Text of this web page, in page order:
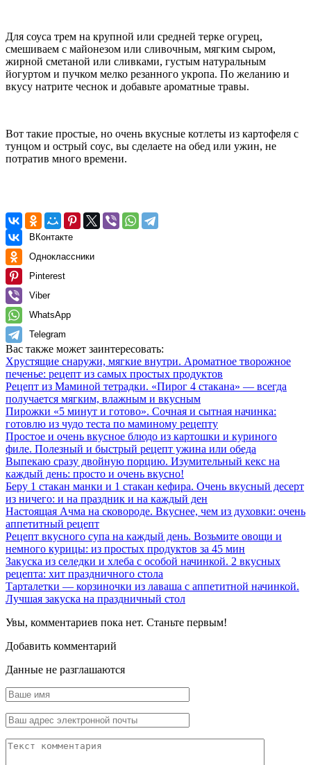
Для соуса трем на крупной или средней терке огурец,
смешиваем с майонезом или сливочным, мягким сыром,
жирной сметаной или сливками, густым натуральным
йогуртом и пучком мелко резанного укропа. По желанию и
вкусу натрите чеснок и добавьте ароматные травы.
Вот такие простые, но очень вкусные котлеты из картофеля с
тунцом и острый соус, вы сделаете на обед или ужин, не
потратив много времени.
ВКонтакте
Одноклассники
Pinterest
Viber
WhatsApp
Telegram
Вас также может заинтересовать:
Хрустящие снаружи, мягкие внутри. Ароматное творожное
печенье: рецепт из самых простых продуктов
Рецепт из Маминой тетрадки. «Пирог 4 стакана» — всегда
получается мягким, влажным и вкусным
Пирожки «5 минут и готово». Сочная и сытная начинка:
готовлю из чудо теста по маминому рецепту
Простое и очень вкусное блюдо из картошки и куриного
филе. Полезный и быстрый рецепт ужина или обеда
Выпекаю сразу двойную порцию. Изумительный кекс на
каждый день: просто и очень вкусно!
Беру 1 стакан манки и 1 стакан кефира. Очень вкусный десерт
из ничего: и на праздник и на каждый ден
Настоящая Ачма на сковороде. Вкуснее, чем из духовки: очень
аппетитный рецепт
Рецепт вкусного супа на каждый день. Возьмите овощи и
немного курицы: из простых продуктов за 45 мин
Закуска из селедки и хлеба с особой начинкой. 2 вкусных
рецепта: хит праздничного стола
Тарталетки — корзиночки из лаваша с аппетитной начинкой.
Лучшая закуска на праздничный стол
Увы, комментариев пока нет. Станьте первым!
Добавить комментарий
Данные не разглашаются